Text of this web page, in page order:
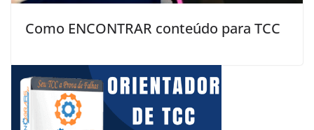
Como ENCONTRAR conteúdo para TCC